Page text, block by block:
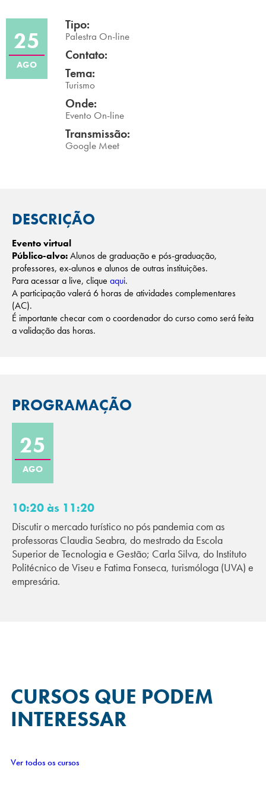
Atendimento (21) 2574 8888
Conclua sua Matrícula
INSCREVA-SE
ÁREA DO ALUNO
25
AGO
Tipo:
Palestra On-line
Contato:
Tema:
Turismo
Onde:
Evento On-line
Transmissão:
Google Meet
DESCRIÇÃO
Evento virtual
Público-alvo:Alunos de graduação e pós-graduação,
professores, ex-alunos e alunos de outras instituições.
Para acessar a live, clique aqui.
A participação valerá 6 horas de atividades complementares
(AC).
É importante checar com o coordenador do curso como será feita
a validação das horas.
PROGRAMAÇÃO
25
AGO
10:20 às 11:20
Discutir o mercado turístico no pós pandemia com as
professoras Claudia Seabra, do mestrado da Escola
Superior de Tecnologia e Gestão; Carla Silva, do Instituto
Politécnico de Viseu e Fatima Fonseca, turismóloga (UVA) e
empresária.
CURSOS QUE PODEM
INTERESSAR
Ver todos os cursos